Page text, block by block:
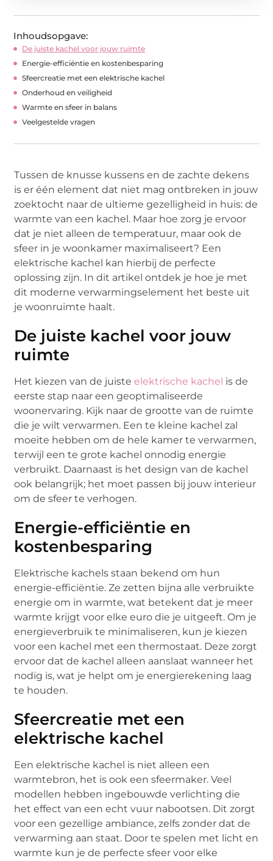
Inhoudsopgave:
De juiste kachel voor jouw ruimte
Energie-efficiëntie en kostenbesparing
Sfeercreatie met een elektrische kachel
Onderhoud en veiligheid
Warmte en sfeer in balans
Veelgestelde vragen
Tussen de knusse kussens en de zachte dekens
is er één element dat niet mag ontbreken in jouw
zoektocht naar de ultieme gezelligheid in huis: de
warmte van een kachel. Maar hoe zorg je ervoor
dat je niet alleen de temperatuur, maar ook de
sfeer in je woonkamer maximaliseert? Een
elektrische kachel kan hierbij de perfecte
oplossing zijn. In dit artikel ontdek je hoe je met
dit moderne verwarmingselement het beste uit
je woonruimte haalt.
De juiste kachel voor jouw
ruimte
Het kiezen van de juisteelektrische kachel is de
eerste stap naar een geoptimaliseerde
woonervaring. Kijk naar de grootte van de ruimte
die je wilt verwarmen. Een te kleine kachel zal
moeite hebben om de hele kamer te verwarmen,
terwijl een te grote kachel onnodig energie
verbruikt. Daarnaast is het design van de kachel
ook belangrijk; het moet passen bij jouw interieur
om de sfeer te verhogen.
Energie-efficiëntie en
kostenbesparing
Elektrische kachels staan bekend om hun
energie-efficiëntie. Ze zetten bijna alle verbruikte
energie om in warmte, wat betekent dat je meer
warmte krijgt voor elke euro die je uitgeeft. Om je
energieverbruik te minimaliseren, kun je kiezen
voor een kachel met een thermostaat. Deze zorgt
ervoor dat de kachel alleen aanslaat wanneer het
nodig is, wat je helpt om je energierekening laag
te houden.
Sfeercreatie met een
elektrische kachel
Een elektrische kachel is niet alleen een
warmtebron, het is ook een sfeermaker. Veel
modellen hebben ingebouwde verlichting die
het effect van een echt vuur nabootsen. Dit zorgt
voor een gezellige ambiance, zelfs zonder dat de
verwarming aan staat. Door te spelen met licht en
warmte kun je de perfecte sfeer voor elke